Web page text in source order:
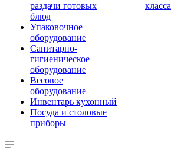
раздачи готовых
блюд
Упаковочное
оборудование
Санитарно-
гигиеническое
оборудование
Весовое
оборудование
Инвентарь кухонный
Посуда и столовые
приборы
класса